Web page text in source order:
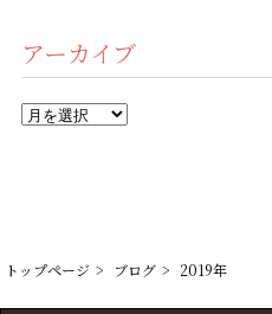
アーカイブ
ア
ー
トップページ ブログ 2019年